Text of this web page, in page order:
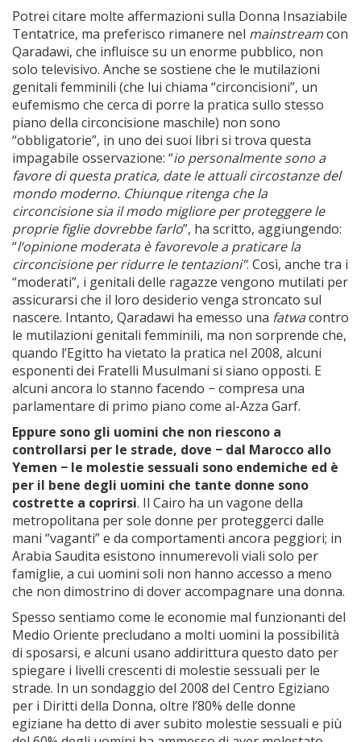
Potrei citare molte affermazioni sulla Donna Insaziabile
Tentatrice, ma preferisco rimanere nel mainstreamcon
Qaradawi, che influisce su un enorme pubblico, non
solo televisivo. Anche se sostiene che le mutilazioni
genitali femminili (che lui chiama “circoncisioni”, un
eufemismo che cerca di porre la pratica sullo stesso
piano della circoncisione maschile) non sono
“obbligatorie”, in uno dei suoi libri si trova questa
impagabile osservazione: “io personalmente sono a
favore di questa pratica, date le attuali circostanze del
mondo moderno. Chiunque ritenga che la
circoncisione sia il modo migliore per proteggere le
proprie figlie dovrebbe farlo”, ha scritto, aggiungendo:
“l’opinione moderata è favorevole a praticare la
circoncisione per ridurre le tentazioni”. Così, anche tra i
“moderati”, i genitali delle ragazze vengono mutilati per
assicurarsi che il loro desiderio venga stroncato sul
nascere. Intanto, Qaradawi ha emesso una fatwacontro
le mutilazioni genitali femminili, ma non sorprende che,
quando l’Egitto ha vietato la pratica nel 2008, alcuni
esponenti dei Fratelli Musulmani si siano opposti. E
alcuni ancora lo stanno facendo − compresa una
parlamentare di primo piano come al-Azza Garf.
Eppure sono gli uomini che non riescono a
controllarsi per le strade, dove − dal Marocco allo
Yemen − le molestie sessuali sono endemiche ed è
per il bene degli uomini che tante donne sono
costrette a coprirsi. Il Cairo ha un vagone della
metropolitana per sole donne per proteggerci dalle
mani “vaganti” e da comportamenti ancora peggiori; in
Arabia Saudita esistono innumerevoli viali solo per
famiglie, a cui uomini soli non hanno accesso a meno
che non dimostrino di dover accompagnare una donna.
Spesso sentiamo come le economie mal funzionanti del
Medio Oriente precludano a molti uomini la possibilità
di sposarsi, e alcuni usano addirittura questo dato per
spiegare i livelli crescenti di molestie sessuali per le
strade. In un sondaggio del 2008 del Centro Egiziano
per i Diritti della Donna, oltre l’80% delle donne
egiziane ha detto di aver subito molestie sessuali e più